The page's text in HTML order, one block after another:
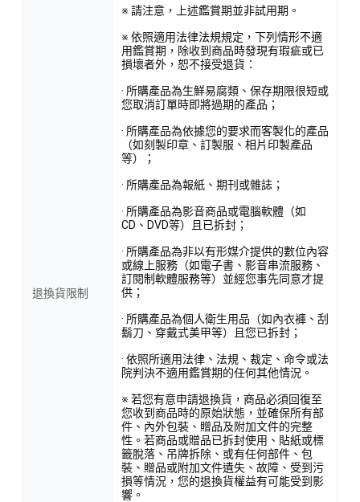
退換貨限制
※ 請注意，上述鑑賞期並非試用期。
※ 依照適用法律法規規定，下列情形不適
用鑑賞期，除收到商品時發現有瑕疵或已
損壞者外，恕不接受退貨：
· 所購產品為生鮮易腐類、保存期限很短或
您取消訂單時即將過期的產品；
· 所購產品為依據您的要求而客製化的產品
（如刻製印章、訂製服、相片印製產品
等）；
· 所購產品為報紙、期刊或雜誌；
· 所購產品為影音商品或電腦軟體（如
CD、DVD等）且已拆封；
· 所購產品為非以有形媒介提供的數位內容
或線上服務（如電子書、影音串流服務、
訂閱制軟體服務等）並經您事先同意才提
供；
· 所購產品為個人衛生用品（如內衣褲、刮
鬍刀、穿戴式美甲等）且您已拆封；
· 依照所適用法律、法規、裁定、命令或法
院判決不適用鑑賞期的任何其他情況。
※ 若您有意申請退換貨，商品必須回復至
您收到商品時的原始狀態，並確保所有部
件、內外包裝、贈品及附加文件的完整
性。若商品或贈品已拆封使用、貼紙或標
籤脫落、吊牌拆除、或有任何部件、包
裝、贈品或附加文件遺失、故障、受到污
損等情況，您的退換貨權益有可能受到影
響。